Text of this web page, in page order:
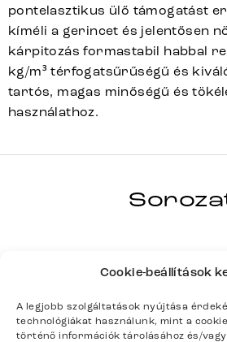
Cookie-beállítások
A legjobb szolgáltatások nyújtása
technológiákat használunk, mint a
történő információk tárolásához és/vagy
pontelasztikus ülő támogatást
kíméli a gerincet és jelentősen
kárpitozás formastabil habbal
kg/m³ térfogatsűrűségű és
tartós, magas minőségű és
használathoz.
TAYA-FLEX
Termék